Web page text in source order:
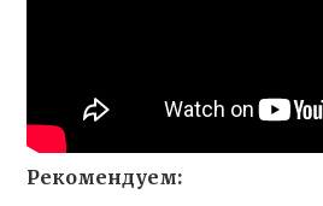
Рекомендуем: